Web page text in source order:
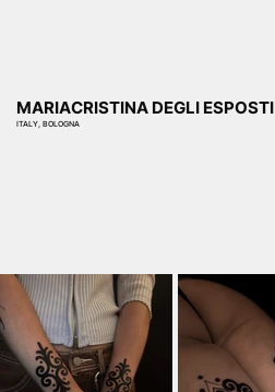
MARIACRISTINA DEGLI ESPOSTI
ITALY, BOLOGNA